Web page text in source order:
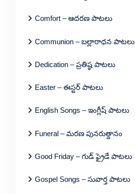
Comfort – ఆదరణ పాటలు
Communion – బల్లారాధన పాటలు
Dedication – ప్రతిష్ఠ పాటలు
Easter – ఈస్టర్ పాటలు
English Songs – ఇంగ్లీష్ పాటలు
Funeral – మరణ పునరుత్దానం
Good Friday – గుడ్ ఫ్రైడే పాటలు
Gospel Songs – సువార్త పాటలు